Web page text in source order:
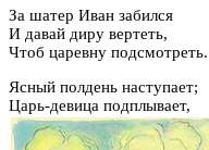
За шатер Иван забился
И давай диру вертеть,
Чтоб царевну подсмотреть.
Ясный полдень наступает;
Царь-девица подплывает,